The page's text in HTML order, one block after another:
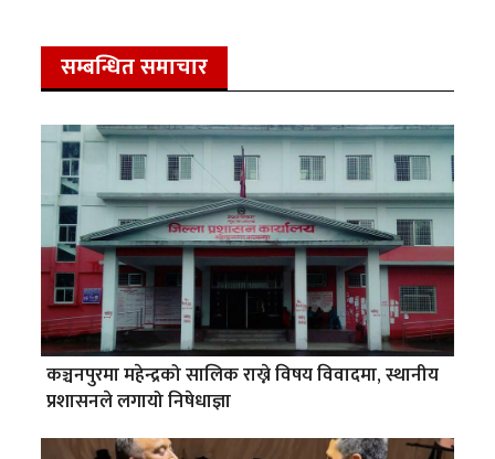
सम्बन्धित समाचार
कञ्चनपुरमा महेन्द्रको सालिक राख्ने विषय विवादमा, स्थानीय
प्रशासनले लगायो निषेधाज्ञा